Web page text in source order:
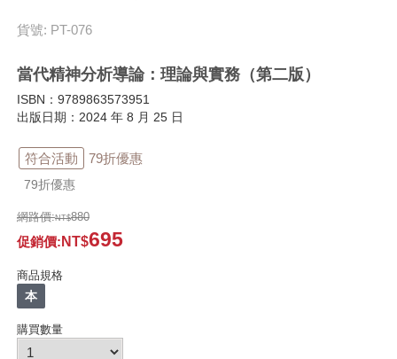
貨號: PT-076
當代精神分析導論：理論與實務（第二版）
ISBN：9789863573951
出版日期：2024 年 8 月 25 日
符合活動 79折優惠
79折優惠
網路價: 880
促銷價: 695
商品規格
本
購買數量